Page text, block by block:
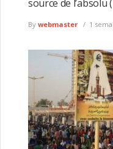
source de l’absolu
By webmaster 1